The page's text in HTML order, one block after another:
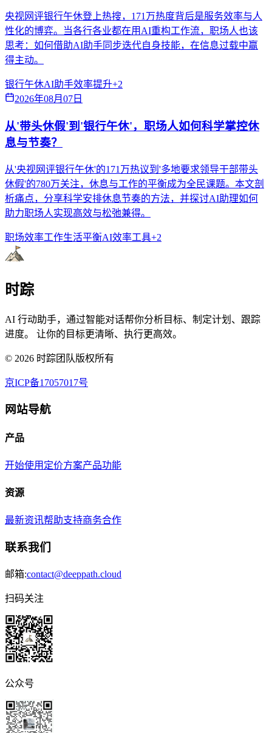
央视网评银行午休登上热搜，171万热度背后是服务效率与人
性化的博弈。当各行各业都在用AI重构工作流，职场人也该
思考：如何借助AI助手同步迭代自身技能，在信息过载中赢
得主动。
银行午休AI助手效率提升+2
2026年08月07日
从'带头休假'到'银行午休'，职场人如何科学掌控休
息与节奏？
从'央视网评银行午休'的171万热议到'多地要求领导干部带头
休假'的780万关注，休息与工作的平衡成为全民课题。本文剖
析痛点，分享科学安排休息节奏的方法，并探讨AI助理如何
助力职场人实现高效与松弛兼得。
职场效率工作生活平衡AI效率工具+2
时踪
AI 行动助手，通过智能对话帮你分析目标、制定计划、跟踪
进度。 让你的目标更清晰、执行更高效。
© 2026 时踪团队版权所有
京ICP备17057017号
网站导航
产品
开始使用 定价方案产品功能
资源
最新资讯帮助支持商务合作
联系我们
邮箱:contact@deeppath.cloud
扫码关注
公众号